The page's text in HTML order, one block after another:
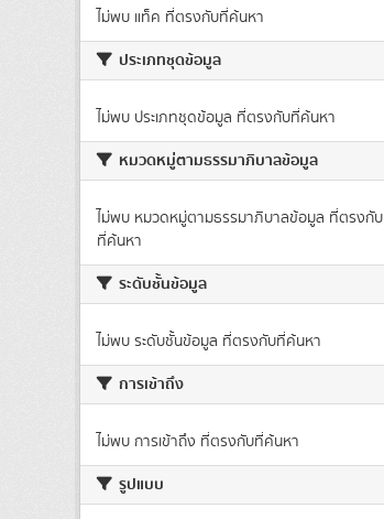
ไม่พบ แท็ค ที่ตรงกับที่ค้นหา
ประเภทชุดข้อมูล
ไม่พบ ประเภทชุดข้อมูล ที่ตรงกับที่ค้นหา
หมวดหมู่ตามธรรมาภิบาลข้อมูล
ไม่พบ หมวดหมู่ตามธรรมาภิบาลข้อมูล ที่ตรงกับ
ที่ค้นหา
ระดับชั้นข้อมูล
ไม่พบ ระดับชั้นข้อมูล ที่ตรงกับที่ค้นหา
การเข้าถึง
ไม่พบ การเข้าถึง ที่ตรงกับที่ค้นหา
รูปแบบ